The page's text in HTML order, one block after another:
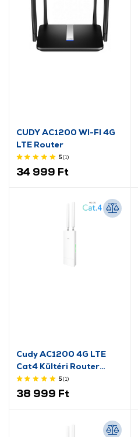
CUDY AC1200 WI-FI 4G
LTE Router
5(1)
34 999 Ft
Cudy AC1200 4G LTE
Cat4 Kültéri Router
(225762) 5(1)
38 999 Ft